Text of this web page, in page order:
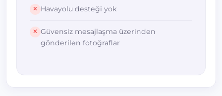
Havayolu desteği yok
Güvensiz mesajlaşma üzerinden
gönderilen fotoğraflar